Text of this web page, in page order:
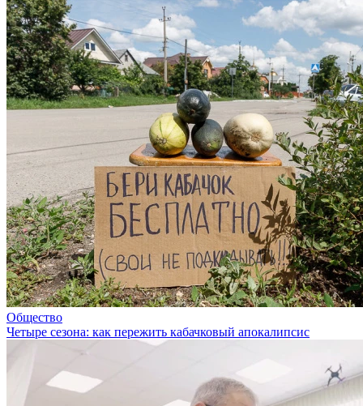
Общество
Четыре сезона: как пережить кабачковый апокалипсис